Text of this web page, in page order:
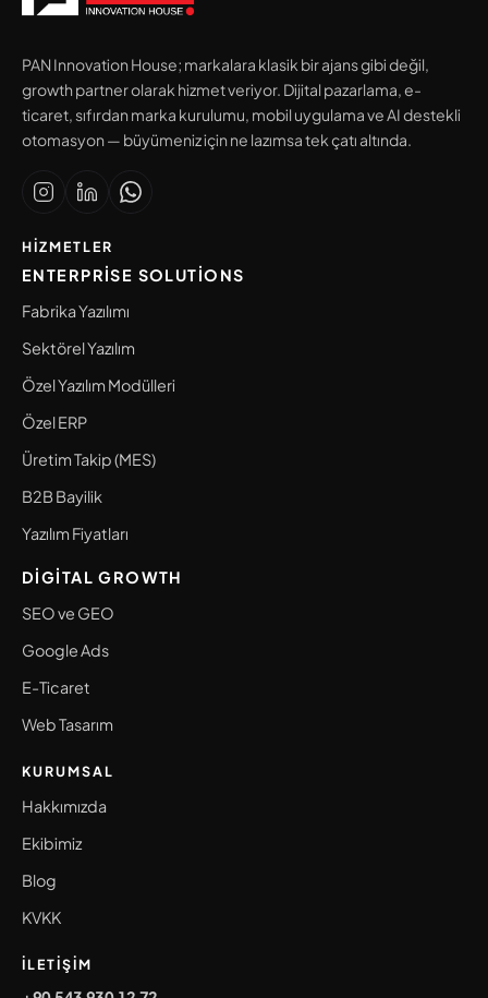
PAN Innovation House; markalara klasik bir ajans gibi değil,
growth partner olarak hizmet veriyor. Dijital pazarlama, e-
ticaret, sıfırdan marka kurulumu, mobil uygulama ve AI destekli
otomasyon — büyümeniz için ne lazımsa tek çatı altında.
HIZMETLER
ENTERPRISE SOLUTIONS
Fabrika Yazılımı
Sektörel Yazılım
Özel Yazılım Modülleri
Özel ERP
Üretim Takip (MES)
B2B Bayilik
Yazılım Fiyatları
DIGITAL GROWTH
SEO ve GEO
Google Ads
E-Ticaret
Web Tasarım
KURUMSAL
Hakkımızda
Ekibimiz
Blog
KVKK
İLETIŞIM